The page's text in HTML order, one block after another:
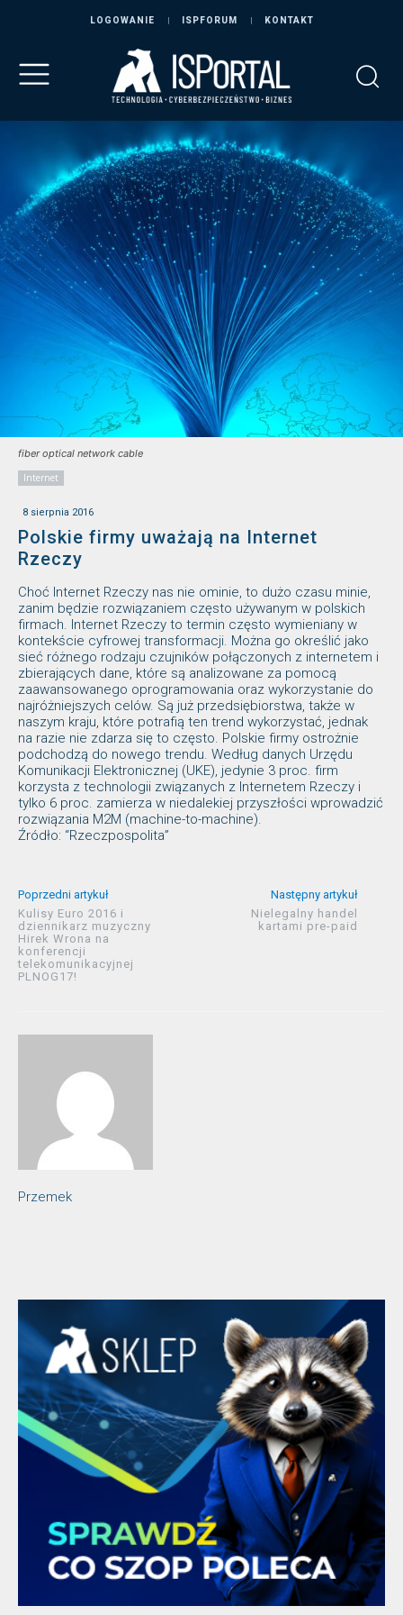
LOGOWANIE ISPFORUM KONTAKT
fiber optical network cable
Internet
8 sierpnia 2016
Polskie firmy uważają na Internet
Rzeczy
Choć Internet Rzeczy nas nie ominie, to dużo czasu minie,
zanim będzie rozwiązaniem często używanym w polskich
firmach. Internet Rzeczy to termin często wymieniany w
kontekście cyfrowej transformacji. Można go określić jako
sieć różnego rodzaju czujników połączonych z internetem i
zbierających dane, które są analizowane za pomocą
zaawansowanego oprogramowania oraz wykorzystanie do
najróżniejszych celów. Są już przedsiębiorstwa, także w
naszym kraju, które potrafią ten trend wykorzystać, jednak
na razie nie zdarza się to często. Polskie firmy ostrożnie
podchodzą do nowego trendu. Według danych Urzędu
Komunikacji Elektronicznej (UKE), jedynie 3 proc. firm
korzysta z technologii związanych z Internetem Rzeczy i
tylko 6 proc. zamierza w niedalekiej przyszłości wprowadzić
rozwiązania M2M (machine-to-machine).
Źródło: “Rzeczpospolita”
Poprzedni artykuł
Kulisy Euro 2016 i
dziennikarz muzyczny
Hirek Wrona na
konferencji
telekomunikacyjnej
PLNOG17!
Następny artykuł
Nielegalny handel
kartami pre-paid
Przemek